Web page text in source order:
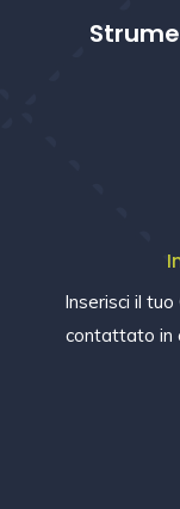
Inserisci il
contattato in